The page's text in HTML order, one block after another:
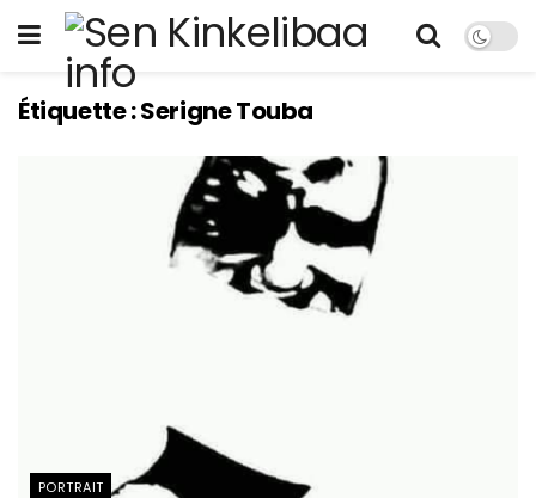
Étiquette :Serigne Touba
PORTRAIT